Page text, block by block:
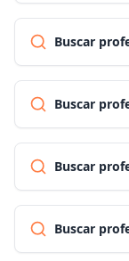
Buscar
Buscar
Buscar
Buscar